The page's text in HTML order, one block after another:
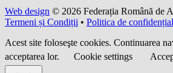
Web design © 2026 Federația Română de
Termeni și Condiții • Politica de
Acest site foloseşte cookies. Continuarea
acceptarea lor.
Cookie settings